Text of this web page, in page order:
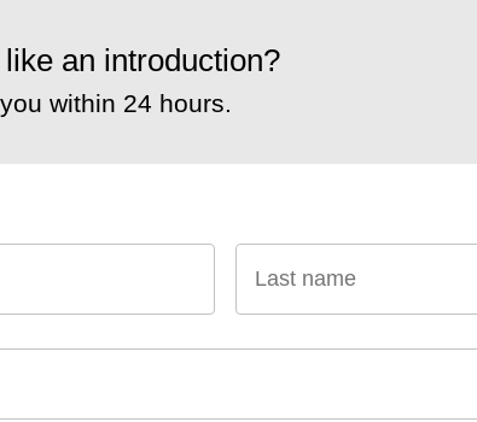
an introduction?
within 24 hours.
First name